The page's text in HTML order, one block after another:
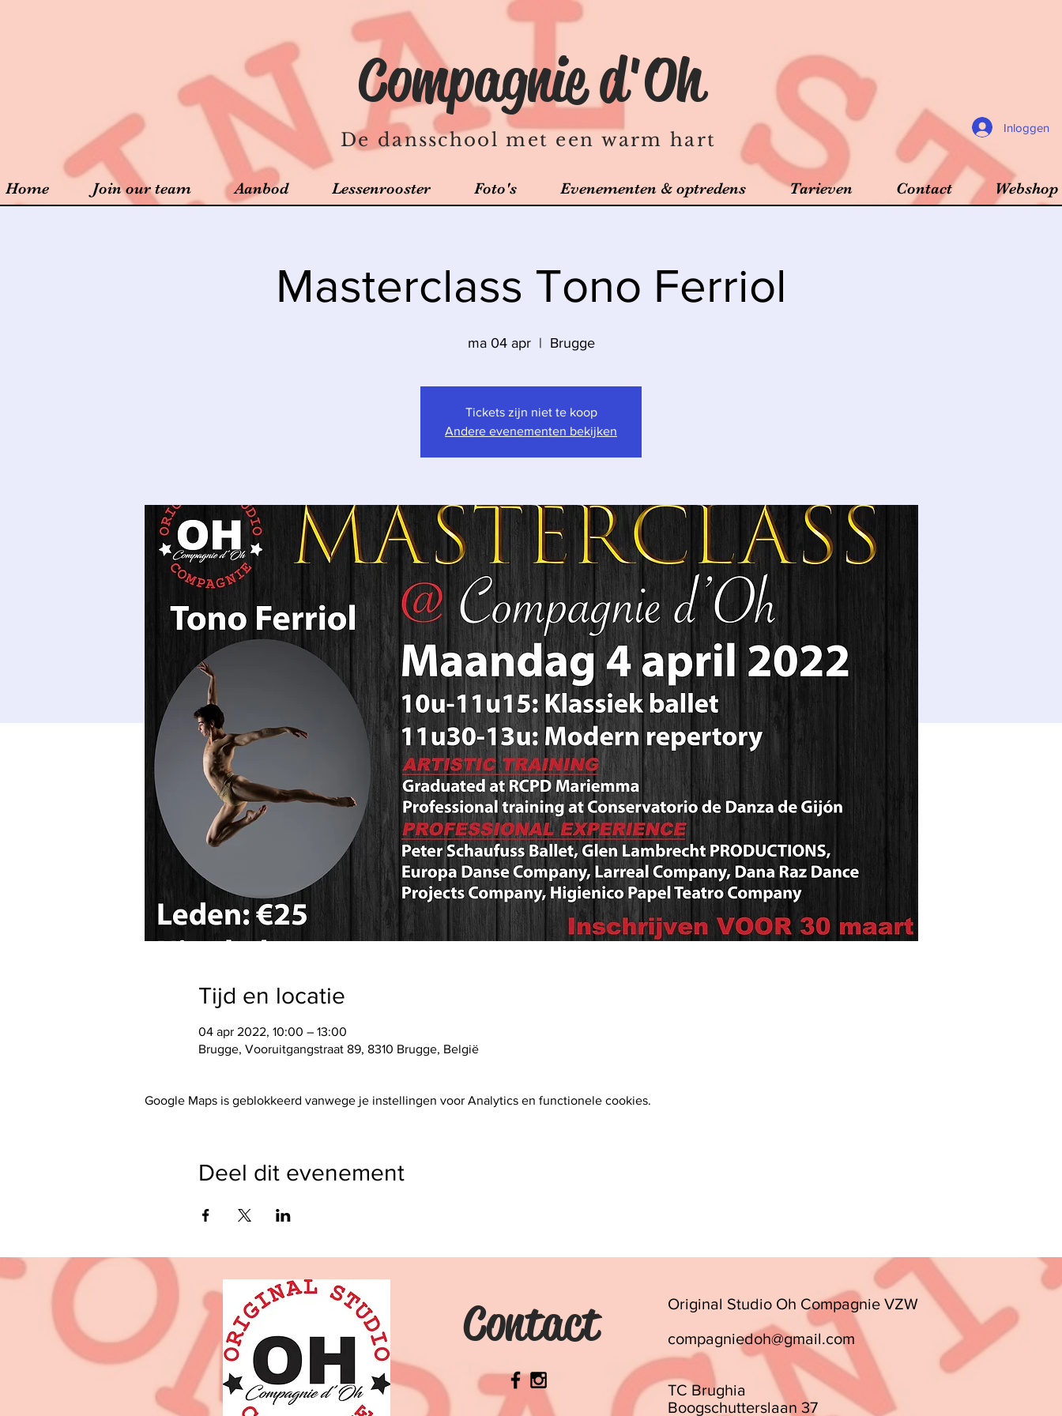
Compagnie d'Oh
De dansschool met een warm hart
Inloggen
Home Join our team Aanbod Lessenrooster Foto's Evenementen & optredens Tarieven Contact Webshop
Masterclass Tono Ferriol
ma 04 apr
  |
Brugge
Tickets zijn niet te koop
Andere evenementen bekijken
Tijd en locatie
04 apr 2022, 10:00 – 13:00
Brugge, Vooruitgangstraat 89, 8310 Brugge, België
Google Maps is geblokkeerd vanwege je instellingen voor Analytics en functionele cookies.
Deel dit evenement
Contact
Original Studio Oh Compagnie VZW
compagniedoh@gmail.com
TC Brughia
Boogschutterslaan 37